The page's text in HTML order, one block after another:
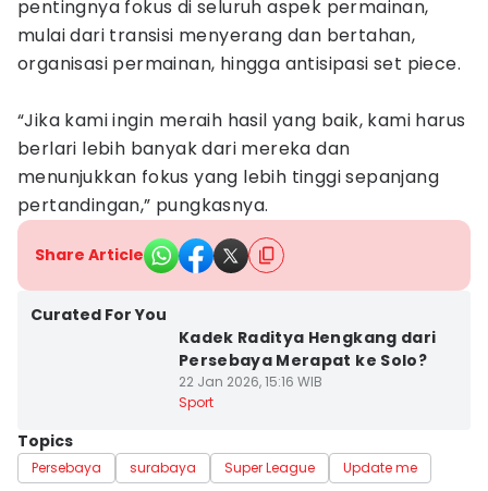
pentingnya fokus di seluruh aspek permainan,
mulai dari transisi menyerang dan bertahan,
organisasi permainan, hingga antisipasi set piece.
“Jika kami ingin meraih hasil yang baik, kami harus
berlari lebih banyak dari mereka dan
menunjukkan fokus yang lebih tinggi sepanjang
pertandingan,” pungkasnya.
Share Article
Curated For You
Kadek Raditya Hengkang dari
Persebaya Merapat ke Solo?
22 Jan 2026, 15:16 WIB
Sport
Topics
Persebaya surabaya Super League Update me